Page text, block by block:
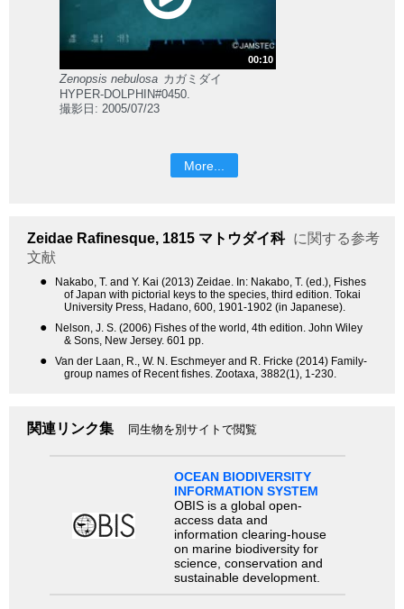
00:10
Zenopsis nebulosa カガミダイ
HYPER-DOLPHIN#0450.
撮影日: 2005/07/23
More...
Zeidae Rafinesque, 1815 マトウダイ科 に関する参考
文献
●
Nakabo, T. and Y. Kai (2013) Zeidae. In: Nakabo, T. (ed.), Fishes
of Japan with pictorial keys to the species, third edition. Tokai
University Press, Hadano, 600, 1901-1902 (in Japanese).
●
Nelson, J. S. (2006) Fishes of the world, 4th edition. John Wiley
& Sons, New Jersey. 601 pp.
●
Van der Laan, R., W. N. Eschmeyer and R. Fricke (2014) Family-
group names of Recent fishes. Zootaxa, 3882(1), 1-230.
関連リンク集 同生物を別サイトで閲覧
OCEAN BIODIVERSITY
INFORMATION SYSTEM
OBIS is a global open-
access data and
information clearing-house
on marine biodiversity for
science, conservation and
sustainable development.